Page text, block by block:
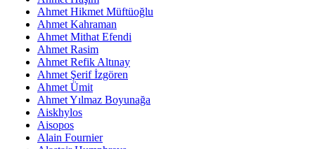
Ahmet Hikmet Müftüoğlu
Ahmet Kahraman
Ahmet Mithat Efendi
Ahmet Rasim
Ahmet Refik Altınay
Ahmet Şerif İzgören
Ahmet Ümit
Ahmet Yılmaz Boyunağa
Aiskhylos
Aisopos
Alain Fournier